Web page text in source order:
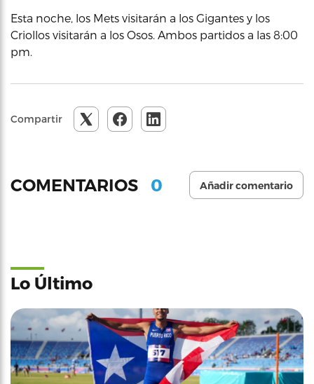
Esta noche, los Mets visitarán a los Gigantes y los
Criollos visitarán a los Osos. Ambos partidos a las 8:00
pm.
Compartir
COMENTARIOS 0 Añadir comentario
Lo Último